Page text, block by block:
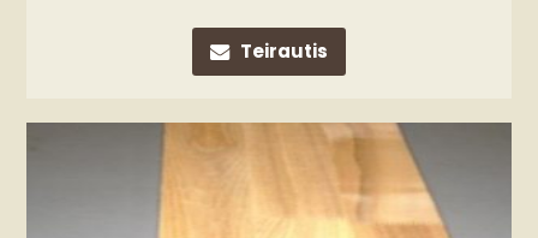
Teirautis